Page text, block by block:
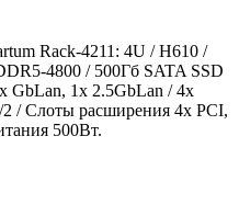
Rack-4211: 4U / H610 /
4800 / 500Гб SATA SSD
1x 2.5GbLan / 4x
/ Слоты расширения 4x PCI,
500Вт.